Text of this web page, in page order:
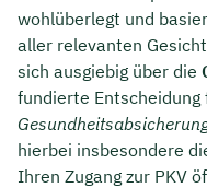
wohlüberlegt und
aller relevanten
sich ausgiebig über die
fundierte Entscheidung
hierbei insbesondere
Ihren Zugang zur PKV